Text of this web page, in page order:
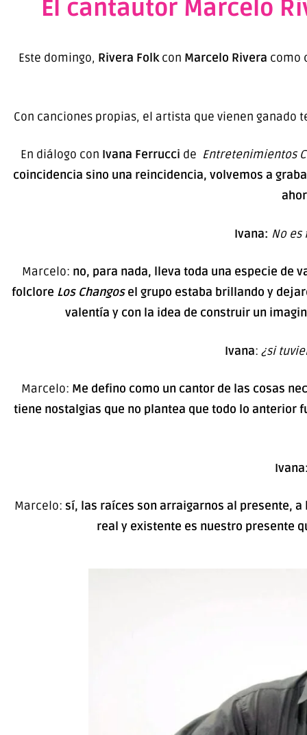
El cantautor Marcelo
Este domingo, Rivera Folkcon Marcelo Rivera como
Con canciones propias, el artista que vienen
En diálogo con Ivana Ferrucci de Entretenimientos
coincidencia sino una reincidencia, volvemos a
Ivana: No es
Marcelo: no, para nada, lleva toda una especie de
folclore Los Changosel grupo estaba brillando y
valentía y con la idea de construir un
Ivana: ¿si
Marcelo: Me defino como un cantor de las cosas
tiene nostalgias que no plantea que todo lo anterior
Marcelo: sí, las raíces son arraigarnos al presente,
real y existente es nuestro presente